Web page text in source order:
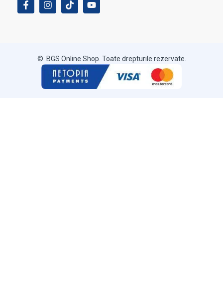
© BGS Online Shop. Toate drepturile rezervate.